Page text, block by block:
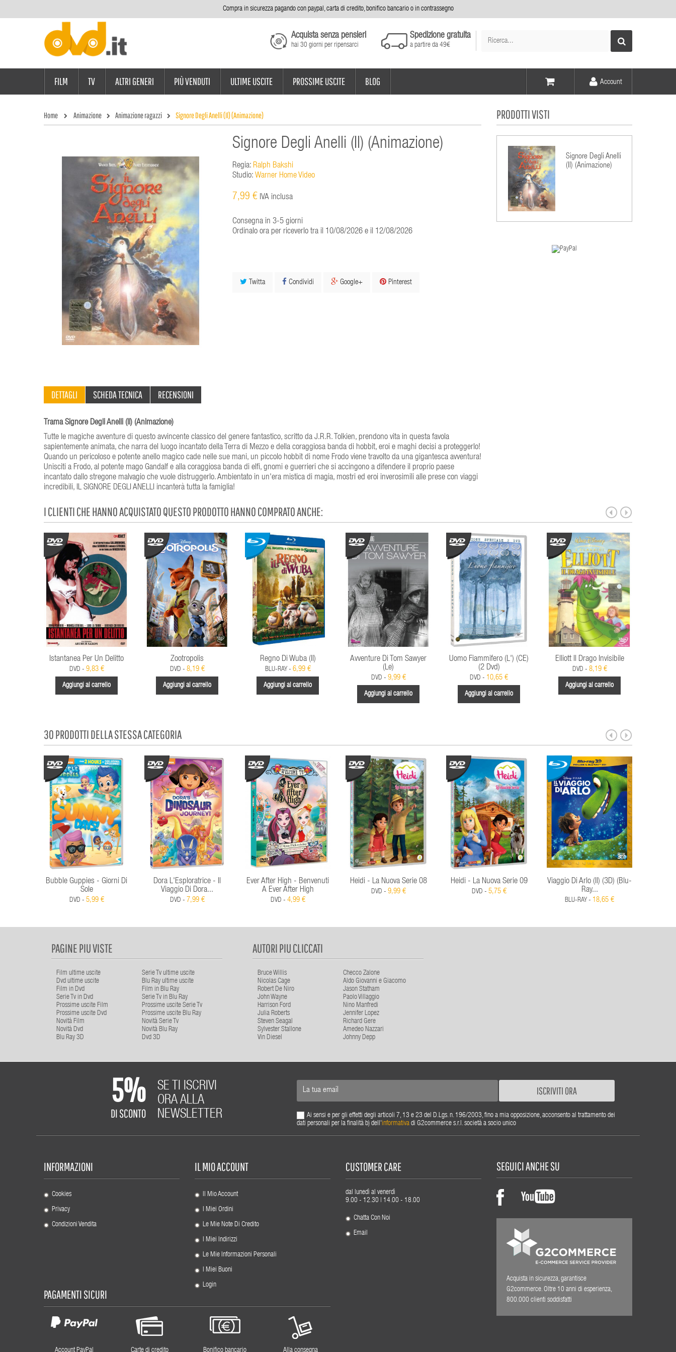
Compra in sicurezza pagando con paypal, carta di credito, bonifico bancario o in contrassegno
Elementi -
Acquista senza pensieri
hai 30 giorni per ripensarci
Spedizione gratuita
a partire da 49€
Account
FILM TV ALTRI GENERI PIÙ VENDUTI ULTIME USCITE PROSSIME USCITE BLOG
Home Animazione Animazione ragazzi Signore Degli Anelli (Il) (Animazione)
Signore Degli Anelli (Il) (Animazione)
Regia: Ralph Bakshi
Studio: Warner Home Video
7,99 € IVA inclusa
Consegna in 3-5 giorni
Ordinalo ora per riceverlo tra il 10/08/2026 e il 12/08/2026
Twitta Condividi Google+ Pinterest
DETTAGLI SCHEDA TECNICA RECENSIONI
Trama Signore Degli Anelli (Il) (Animazione)
Tutte le magiche avventure di questo avvincente classico del genere fantastico, scritto da J.R.R. Tolkien, prendono vita in questa favola
sapientemente animata, che narra del luogo incantato della Terra di Mezzo e della coraggiosa banda di hobbit, eroi e maghi decisi a proteggerlo!
Quando un pericoloso e potente anello magico cade nelle sue mani, un piccolo hobbit di nome Frodo viene travolto da una gigantesca avventura!
Unisciti a Frodo, al potente mago Gandalf e alla coraggiosa banda di elfi, gnomi e guerrieri che si accingono a difendere il proprio paese
incantato dallo stregone malvagio che vuole distruggerlo. Ambientato in un'era mistica di magia, mostri ed eroi inverosimili alle prese con viaggi
incredibili, IL SIGNORE DEGLI ANELLI incanterà tutta la famiglia!
PRODOTTI VISTI
Signore Degli Anelli
(Il) (Animazione)
I CLIENTI CHE HANNO ACQUISTATO QUESTO PRODOTTO HANNO COMPRATO ANCHE:
Istantanea Per Un Delitto
DVD - 9,83 €
Aggiungi al carrello
Zootropolis
DVD - 8,19 €
Aggiungi al carrello
Regno Di Wuba (Il)
BLU-RAY - 6,99 €
Aggiungi al carrello
Avventure Di Tom Sawyer
(Le)
DVD - 9,99 €
Aggiungi al carrello
Uomo Fiammifero (L') (CE)
(2 Dvd)
DVD - 10,65 €
Aggiungi al carrello
Elliott Il Drago Invisibile
DVD - 8,19 €
Aggiungi al carrello
30 PRODOTTI DELLA STESSA CATEGORIA
Bubble Guppies - Giorni Di
Sole
DVD - 5,99 €
Dora L'Esploratrice - Il
Viaggio Di Dora...
DVD - 7,99 €
Ever After High - Benvenuti
A Ever After High
DVD - 4,99 €
Heidi - La Nuova Serie 08
DVD - 9,99 €
Heidi - La Nuova Serie 09
DVD - 5,75 €
Viaggio Di Arlo (Il) (3D) (Blu-
Ray...
BLU-RAY - 18,65 €
PAGINE PIU VISTE
Film ultime uscite
Serie Tv ultime uscite
Dvd ultime uscite
Blu Ray ultime uscite
Film in Dvd
Film in Blu Ray
Serie Tv in Dvd
Serie Tv in Blu Ray
Prossime uscite Film
Prossime uscite Serie Tv
Prossime uscite Dvd
Prossime uscite Blu Ray
Novità Film
Novità Serie Tv
Novità Dvd
Novità Blu Ray
Blu Ray 3D
Dvd 3D
AUTORI PIU CLICCATI
Bruce Willis
Checco Zalone
Nicolas Cage
Aldo Giovanni e Giacomo
Robert De Niro
Jason Statham
John Wayne
Paolo Villaggio
Harrison Ford
Nino Manfredi
Julia Roberts
Jennifer Lopez
Steven Seagal
Richard Gere
Sylvester Stallone
Amedeo Nazzari
Vin Diesel
Johnny Depp
5%
DI SCONTO
SE TI ISCRIVI
ORA ALLA
NEWSLETTER
ISCRIVITI ORA
Ai sensi e per gli effetti degli articoli 7, 13 e 23 del D.Lgs. n. 196/2003, fino a mia opposizione, acconsento al trattamento dei
dati personali per la finalità b) dell'informativadi G2commerce s.r.l. società a socio unico
INFORMAZIONI
Cookies
Privacy
Condizioni Vendita
IL MIO ACCOUNT
Il Mio Account
I Miei Ordini
Le Mie Note Di Credito
I Miei Indirizzi
Le Mie Informazioni Personali
I Miei Buoni
Login
CUSTOMER CARE
dal lunedì al venerdì
9.00 - 12.30 | 14.00 - 18.00
Chatta Con Noi
Email
SEGUICI ANCHE SU
Acquista in sicurezza, garantisce
G2commerce. Oltre 10 anni di esperienza,
800.000 clienti soddisfatti
PAGAMENTI SICURI